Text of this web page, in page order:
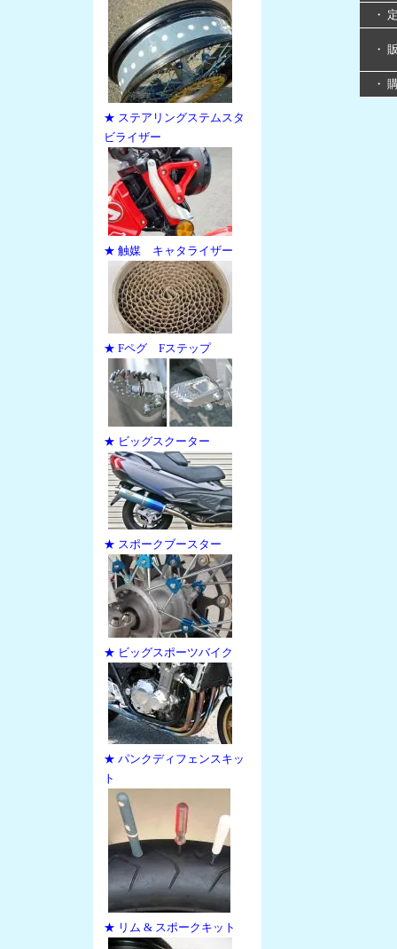
★ ステアリングステムスタ
ビライザー
★ 触媒 キャタライザー
★ Fペグ Fステップ
★ ビッグスクーター
★ スポークブースター
★ ビッグスポーツバイク
★ パンクディフェンスキッ
ト
★ リム & スポークキット
・
・
・